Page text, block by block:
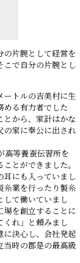
の片腕として経営を
こで自分の片腕とし
ートルの吉美村に生
める有力者でした
から、家計はかな
の家に奉公に出され
高等養蚕伝習所を
とができました。
耳にも入っていまし
糸業を行ったり製糸
して働いていまし
場を創立することに
くれ」と頼みまし
に決心し、会社発起
当時の郡是の最高級